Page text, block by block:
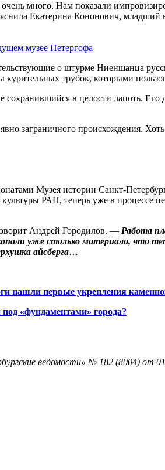
очень много. Нам показали
Екатерина Кононович,
музее Петергофа
о штурме Ниеншанца
трубок, которыми
сохранившийся в целости лапоть.
заграничного происхождения.
Музея истории Санкт-
РАН, теперь уже в процессе
Андрей Городилов. — Работа
уже столько материала, что
айсберга…
нашли первые укрепления
«фундаментами» города?
ведомости» № 182 (8004) от